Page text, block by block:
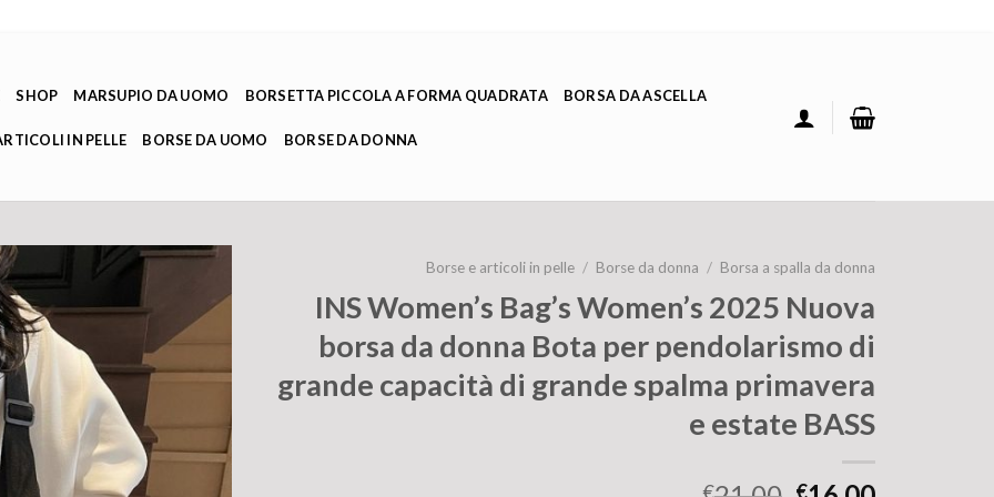
SHOP MARSUPIO DA UOMO BORSETTA PICCOLA A FORMA QUADRATA BORSA DA ASCELLA
IN PELLE BORSE DA UOMO BORSE DA DONNA
Borse e articoli in pelle / Borse da donna / Borsa a spalla da donna
INS Women’s Bag’s Women’s 2025 Nuova
borsa da donna Bota per pendolarismo di
grande capacità di grande spalma primavera
e estate BASS
€ €